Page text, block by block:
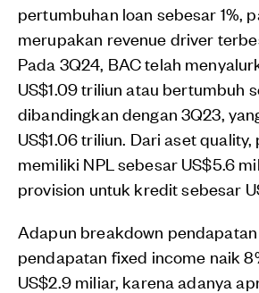
pertumbuhan loan sebesar 1%,
merupakan revenue driver
Pada 3Q24, BAC telah
US$1.09 triliun atau bertumbuh
dibandingkan dengan 3Q23,
US$1.06 triliun. Dari aset
memiliki NPL sebesar US$5.6
provision untuk kredit sebesar
Adapun breakdown
pendapatan fixed income naik
US$2.9 miliar, karena adanya